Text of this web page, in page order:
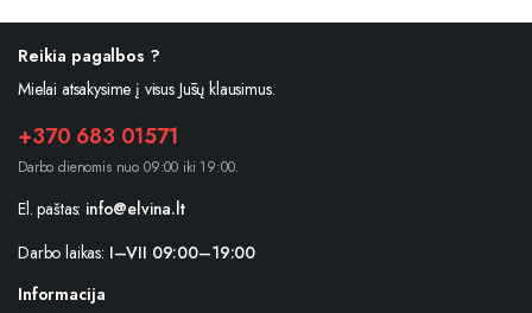
Reikia pagalbos ?
Mielai atsakysime į visus Jūsų klausimus.
+370 683 01571
Darbo dienomis nuo 09:00 iki 19:00.
El. paštas: info@elvina.lt
Darbo laikas: I–VII 09:00–19:00
Informacija